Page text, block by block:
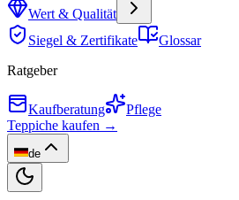
Wert & Qualität
Siegel & Zertifikate
Glossar
Ratgeber
Kaufberatung
Pflege
Teppiche kaufen →
de